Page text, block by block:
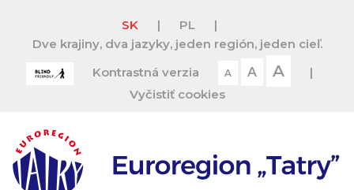
SK | PL
|
Dve krajiny, dva jazyky, jeden región, jeden cieľ.
Kontrastná verzia
A A A
|
Vyčistiť cookies